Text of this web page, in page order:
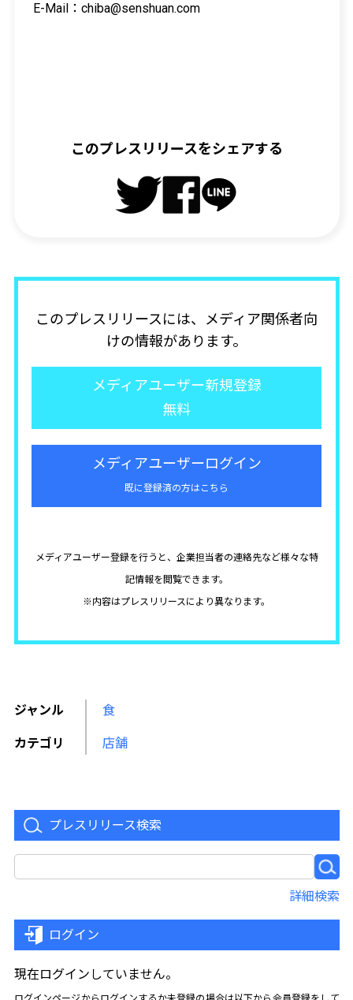
E-Mail： chiba@senshuan.com
このプレスリリースをシェアする
このプレスリリースには、メディア関係者向
けの情報があります。
メディアユーザー新規登録
無料
メディアユーザーログイン
既に登録済の方はこちら
メディアユーザー登録を行うと、企業担当者の連絡先など様々な特
記情報を閲覧できます。
※内容はプレスリリースにより異なります。
ジャンル 食
カテゴリ 店舗
プレスリリース検索
詳細検索
ログイン
現在ログインしていません。